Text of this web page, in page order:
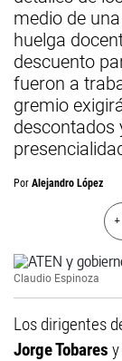
medio de
huelga
descuento
fueron a
gremio
descontados
Por Alejandro López
Claudio Espinoza
Los dirigentes
Jorge Tobares